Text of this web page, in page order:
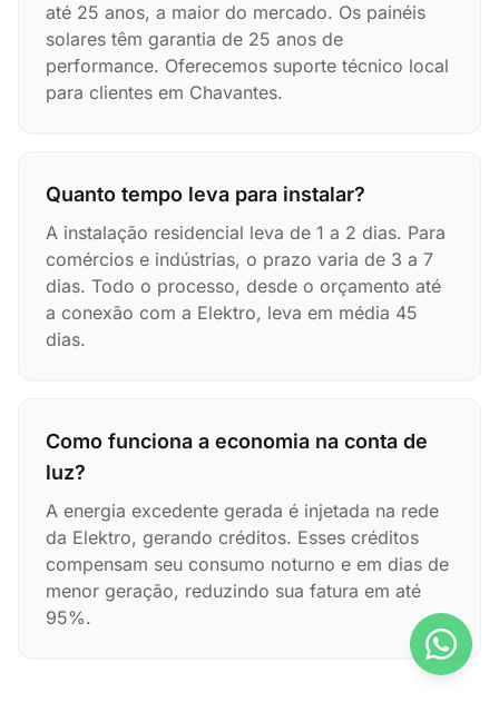
até 25 anos, a maior do mercado. Os painéis
solares têm garantia de 25 anos de
performance. Oferecemos suporte técnico local
para clientes em Chavantes.
Quanto tempo leva para instalar?
A instalação residencial leva de 1 a 2 dias. Para
comércios e indústrias, o prazo varia de 3 a 7
dias. Todo o processo, desde o orçamento até
a conexão com a Elektro, leva em média 45
dias.
Como funciona a economia na conta de
luz?
A energia excedente gerada é injetada na rede
da Elektro, gerando créditos. Esses créditos
compensam seu consumo noturno e em dias de
menor geração, reduzindo sua fatura em até
95%.